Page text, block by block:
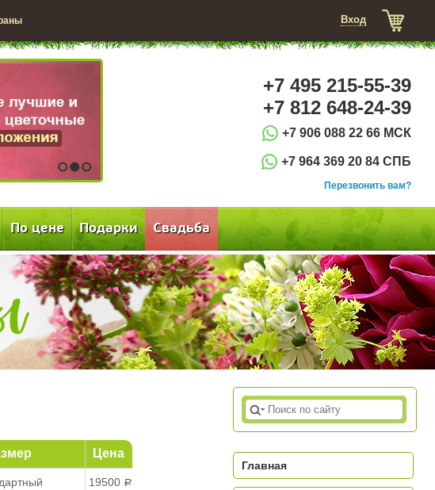
Вход
1 2 3
+7 495 215-55-39
+7 812 648-24-39
+7 906 088 22 66 МСК
+7 964 369 20 84 СПБ
Перезвонить вам?
По цене Подарки Свадьба
Цена
19500 a
Главная